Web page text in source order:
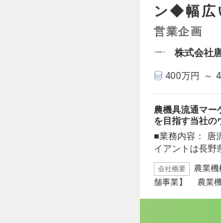
ン◆幅広
営業企画
株式会社
400万円 ～
農機具流通マー
を目指す当社
■業務内容： 唐
イアントは長野
会社概要
農業
舗事業】 農業機